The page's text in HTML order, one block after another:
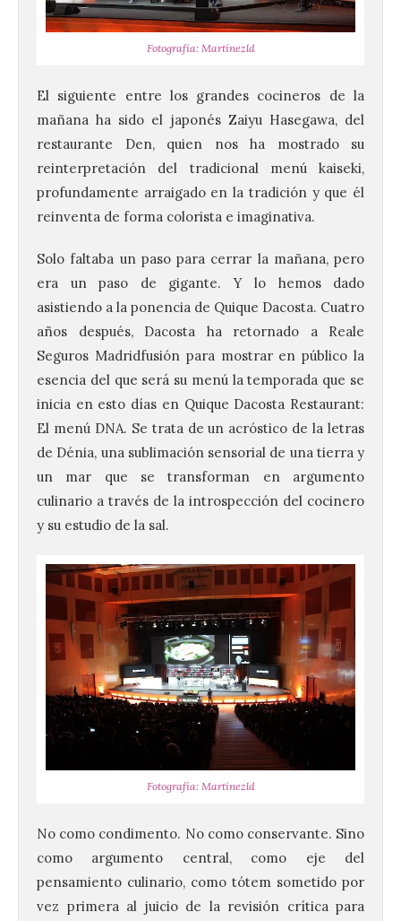
Fotografía: Martínezld
El siguiente entre los grandes cocineros de la
mañana ha sido el japonés Zaiyu Hasegawa, del
restaurante Den, quien nos ha mostrado su
reinterpretación del tradicional menú kaiseki,
profundamente arraigado en la tradición y que él
reinventa de forma colorista e imaginativa.
Solo faltaba un paso para cerrar la mañana, pero
era un paso de gigante. Y lo hemos dado
asistiendo a la ponencia de Quique Dacosta. Cuatro
años después, Dacosta ha retornado a Reale
Seguros Madridfusión para mostrar en público la
esencia del que será su menú la temporada que se
inicia en esto días en Quique Dacosta Restaurant:
El menú DNA. Se trata de un acróstico de la letras
de Dénia, una sublimación sensorial de una tierra y
un mar que se transforman en argumento
culinario a través de la introspección del cocinero
y su estudio de la sal.
Fotografía: Martínezld
No como condimento. No como conservante. Sino
como argumento central, como eje del
pensamiento culinario, como tótem sometido por
vez primera al juicio de la revisión crítica para